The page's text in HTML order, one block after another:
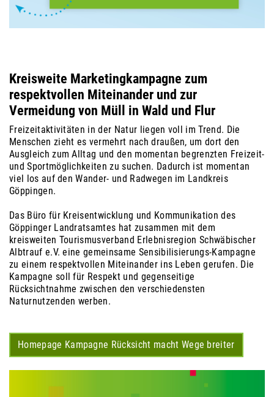
Kreisweite Marketingkampagne zum
respektvollen Miteinander und zur
Vermeidung von Müll in Wald und Flur
Freizeitaktivitäten in der Natur liegen voll im Trend. Die
Menschen zieht es vermehrt nach draußen, um dort den
Ausgleich zum Alltag und den momentan begrenzten Freizeit-
und Sportmöglichkeiten zu suchen. Dadurch ist momentan
viel los auf den Wander- und Radwegen im Landkreis
Göppingen.
Das Büro für Kreisentwicklung und Kommunikation des
Göppinger Landratsamtes hat zusammen mit dem
kreisweiten Tourismusverband Erlebnisregion Schwäbischer
Albtrauf e.V. eine gemeinsame Sensibilisierungs-Kampagne
zu einem respektvollen Miteinander ins Leben gerufen. Die
Kampagne soll für Respekt und gegenseitige
Rücksichtnahme zwischen den verschiedensten
Naturnutzenden werben.
Homepage Kampagne Rücksicht macht Wege breiter